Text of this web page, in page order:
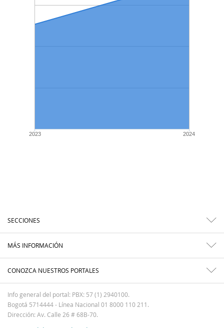
2023 2024
SECCIONES
MÁS INFORMACIÓN
CONOZCA NUESTROS PORTALES
Info general del portal: PBX: 57 (1) 2940100.
Bogotá 5714444 - Línea Nacional 01 8000 110 211.
Dirección: Av. Calle 26 # 68B-70.